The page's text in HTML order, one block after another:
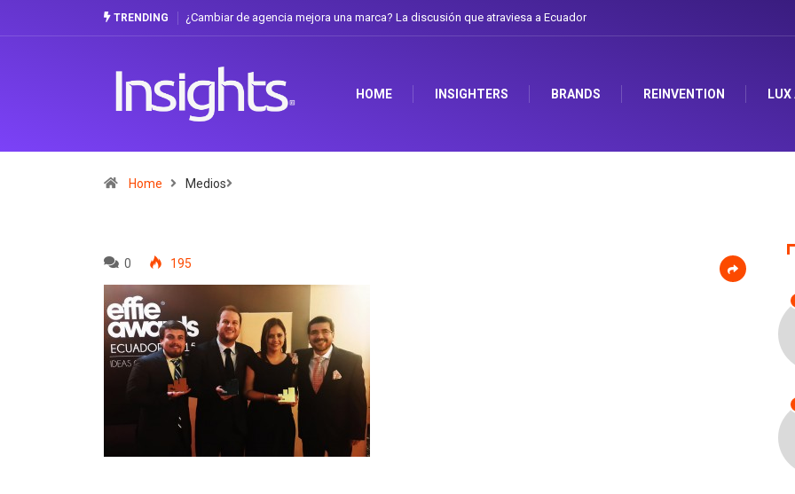
TRENDING ¿Cambiar de agencia mejora una marca? La discusión que atraviesa a Ecuador
HOME INSIGHTERS BRANDS REINVENTION LUX
Home Medios
0 195